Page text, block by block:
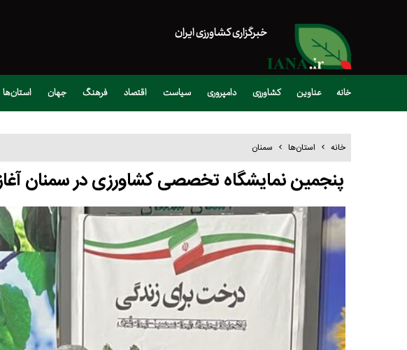
خبرگزاری کشاورزی ایران
خانه عناوین کشاورزی دامپروری سیاست اقتصاد فرهنگ جهان استان‌ها
خانه استان‌ها سمنان
پنجمین نمایشگاه تخصصی کشاورزی در سمنان آغاز